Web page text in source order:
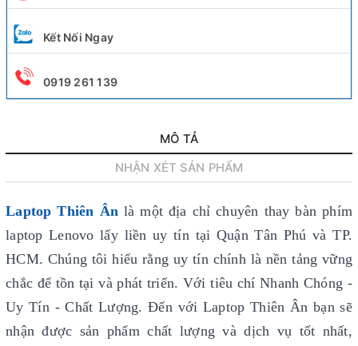
Kết Nối Ngay
0919 261 139
MÔ TẢ
NHẬN XÉT SẢN PHẨM
Laptop Thiên Ân là một địa chỉ chuyên thay bàn phím
laptop Lenovo lấy liền uy tín tại Quận Tân Phú và TP.
HCM. Chúng tôi hiểu rằng uy tín chính là nền tảng vững
chắc để tồn tại và phát triển. Với tiêu chí Nhanh Chóng -
Uy Tín - Chất Lượng. Đến với Laptop Thiên Ân bạn sẽ
nhận được sản phẩm chất lượng và dịch vụ tốt nhất,